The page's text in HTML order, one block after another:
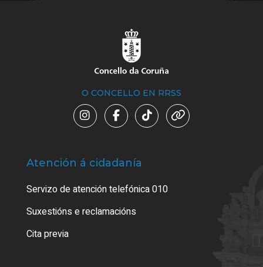
O CONCELLO EN RRSS
Atención á cidadanía
Servizo de atención telefónica 010
Suxestións e reclamacións
Cita previa